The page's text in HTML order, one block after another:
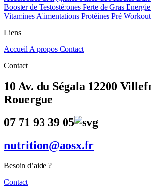
Booster de Testostérones Perte de Gras
Vitamines Alimentations Protéines Pré Workout
Liens
Accueil A propos Contact
Contact
10 Av. du Ségala 12200
Rouergue
07 71 93 39 05
nutrition@aosx.fr
Besoin d’aide ?
Contact